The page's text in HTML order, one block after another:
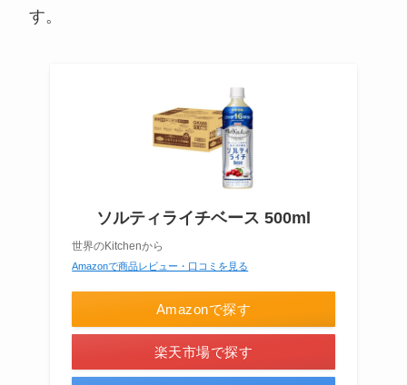
す。
ソルティライチベース 500ml
世界のKitchenから
Amazonで商品レビュー・口コミを見る
Amazonで探す
楽天市場で探す